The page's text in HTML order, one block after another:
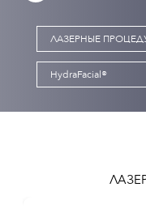
ЛАЗЕРНЫЕ
HydraFacial®